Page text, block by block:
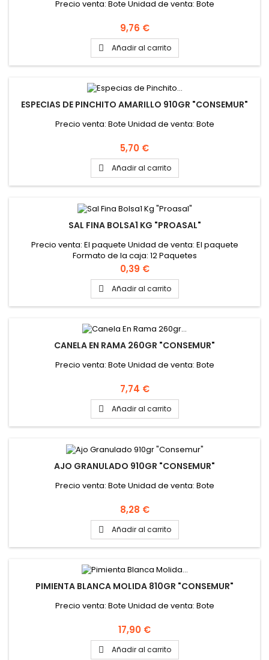
Precio venta: Bote Unidad de venta: Bote
Precio
9,76 €
 Añadir al carrito
ESPECIAS DE PINCHITO AMARILLO 910GR "CONSEMUR"
Precio venta: Bote Unidad de venta: Bote
Precio
5,70 €
 Añadir al carrito
SAL FINA BOLSA1 KG "PROASAL"
Precio venta: El paquete Unidad de venta: El paquete
Formato de la caja: 12 Paquetes
Precio
0,39 €
 Añadir al carrito
CANELA EN RAMA 260GR "CONSEMUR"
Precio venta: Bote Unidad de venta: Bote
Precio
7,74 €
 Añadir al carrito
AJO GRANULADO 910GR "CONSEMUR"
Precio venta: Bote Unidad de venta: Bote
Precio
8,28 €
 Añadir al carrito
PIMIENTA BLANCA MOLIDA 810GR "CONSEMUR"
Precio venta: Bote Unidad de venta: Bote
Precio
17,90 €
 Añadir al carrito